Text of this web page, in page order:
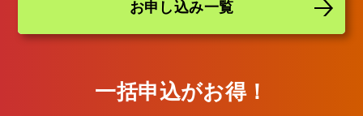
お申し込み一覧
一括申込がお得！